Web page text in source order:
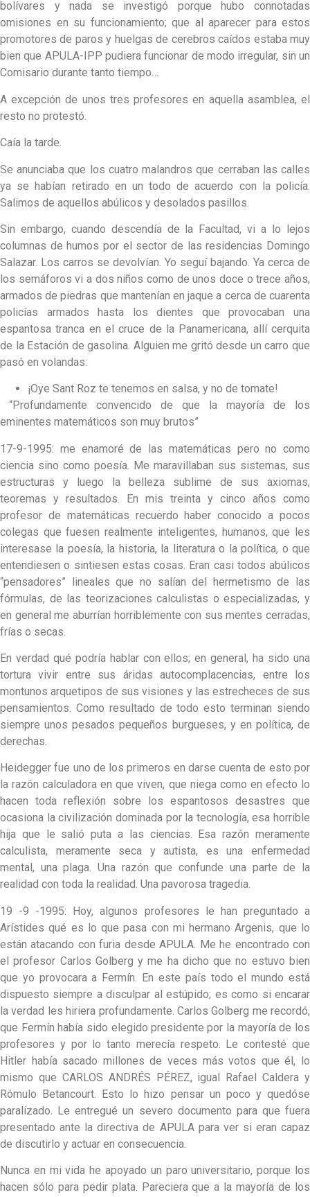
bolívares y nada se investigó porque hubo connotadas
omisiones en su funcionamiento; que al aparecer para estos
promotores de paros y huelgas de cerebros caídos estaba muy
bien que APULA-IPP pudiera funcionar de modo irregular, sin un
Comisario durante tanto tiempo…
A excepción de unos tres profesores en aquella asamblea, el
resto no protestó.
Caía la tarde.
Se anunciaba que los cuatro malandros que cerraban las calles
ya se habían retirado en un todo de acuerdo con la policía.
Salimos de aquellos abúlicos y desolados pasillos.
Sin embargo, cuando descendía de la Facultad, vi a lo lejos
columnas de humos por el sector de las residencias Domingo
Salazar. Los carros se devolvían. Yo seguí bajando. Ya cerca de
los semáforos vi a dos niños como de unos doce o trece años,
armados de piedras que mantenían en jaque a cerca de cuarenta
policías armados hasta los dientes que provocaban una
espantosa tranca en el cruce de la Panamericana, allí cerquita
de la Estación de gasolina. Alguien me gritó desde un carro que
pasó en volandas:
¡Oye Sant Roz te tenemos en salsa, y no de tomate!
“Profundamente convencido de que la mayoría de los
eminentes matemáticos son muy brutos”
17-9-1995: me enamoré de las matemáticas pero no como
ciencia sino como poesía. Me maravillaban sus sistemas, sus
estructuras y luego la belleza sublime de sus axiomas,
teoremas y resultados. En mis treinta y cinco años como
profesor de matemáticas recuerdo haber conocido a pocos
colegas que fuesen realmente inteligentes, humanos, que les
interesase la poesía, la historia, la literatura o la política, o que
entendiesen o sintiesen estas cosas. Eran casi todos abúlicos
“pensadores” lineales que no salían del hermetismo de las
fórmulas, de las teorizaciones calculistas o especializadas, y
en general me aburrían horriblemente con sus mentes cerradas,
frías o secas.
En verdad qué podría hablar con ellos; en general, ha sido una
tortura vivir entre sus áridas autocomplacencias, entre los
montunos arquetipos de sus visiones y las estrecheces de sus
pensamientos. Como resultado de todo esto terminan siendo
siempre unos pesados pequeños burgueses, y en política, de
derechas.
Heidegger fue uno de los primeros en darse cuenta de esto por
la razón calculadora en que viven, que niega como en efecto lo
hacen toda reflexión sobre los espantosos desastres que
ocasiona la civilización dominada por la tecnología, esa horrible
hija que le salió puta a las ciencias. Esa razón meramente
calculista, meramente seca y autista, es una enfermedad
mental, una plaga. Una razón que confunde una parte de la
realidad con toda la realidad. Una pavorosa tragedia.
19 -9 -1995: Hoy, algunos profesores le han preguntado a
Arístides qué es lo que pasa con mi hermano Argenis, que lo
están atacando con furia desde APULA. Me he encontrado con
el profesor Carlos Golberg y me ha dicho que no estuvo bien
que yo provocara a Fermín. En este país todo el mundo está
dispuesto siempre a disculpar al estúpido; es como si encarar
la verdad les hiriera profundamente. Carlos Golberg me recordó,
que Fermín había sido elegido presidente por la mayoría de los
profesores y por lo tanto merecía respeto. Le contesté que
Hitler había sacado millones de veces más votos que él, lo
mismo que CARLOS ANDRÉS PÉREZ, igual Rafael Caldera y
Rómulo Betancourt. Esto lo hizo pensar un poco y quedóse
paralizado. Le entregué un severo documento para que fuera
presentado ante la directiva de APULA para ver si eran capaz
de discutirlo y actuar en consecuencia.
Nunca en mi vida he apoyado un paro universitario, porque los
hacen sólo para pedir plata. Pareciera que a la mayoría de los